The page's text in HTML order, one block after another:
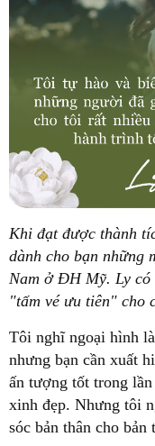
Khi đạt được thành
dành cho bạn những
Nam ở ĐH Mỹ. Ly có
"tấm vé ưu tiên" cho
Tôi nghĩ ngoại hình
nhưng bạn cần xuất
ấn tượng tốt trong
xinh đẹp. Nhưng tôi
sóc bản thân cho bản